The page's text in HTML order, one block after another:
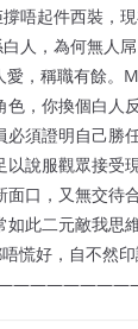
唔起件西裝，
人，為何無人
愛，稱職有餘。
色，你換個白人
必須證明自己勝
說服觀眾接受
面口，又無交待
如此二元敵我思
慌好，自不然
。